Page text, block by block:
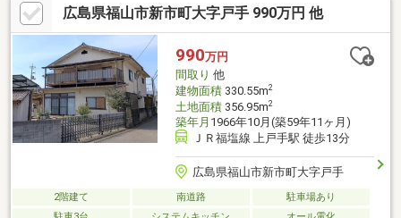
広島県福山市新市町大字戸手 990万円 他
990万円
間取り 他
建物面積330.55m2
土地面積356.95m2
築年月 1966年10月(築59年11ヶ月)
ＪＲ福塩線 上戸手駅 徒歩13分
広島県福山市新市町大字戸手
2階建て 南道路
駐車場あり